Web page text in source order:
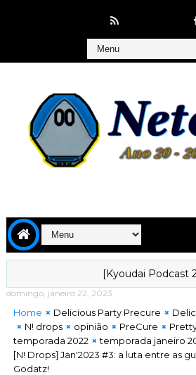
[Kyoudai Podcast 281]
domingo, janeiro 22, 2023
Home Delicious Party Precure
N! drops
opinião PreCure
temporada 2022
temporada janeiro
[N! Drops] Jan'2023 #3: a luta entre as
Godatz!